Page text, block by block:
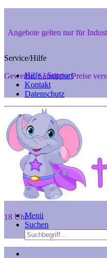
Angebote gelten nur für
Gewerbe. Sämtliche Preise
Private Endverbraucher aus
können aber gerne telef.
18 Uhr
Service/Hilfe
Hilfe / Support
Kontakt
Datenschutz
Menü
Suchen